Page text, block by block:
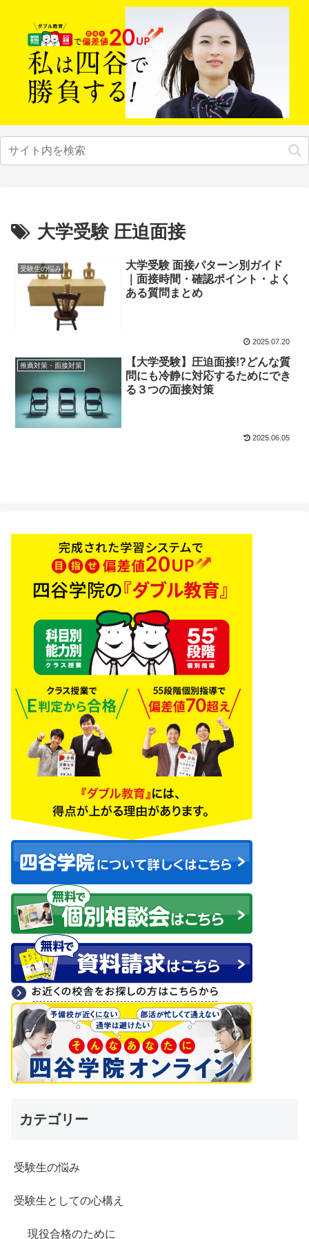
大学受験 圧迫面接
受験生の悩み
大学受験 面接パターン別ガイド
｜面接時間・確認ポイント・よく
ある質問まとめ
2025.07.20
推薦対策・面接対策
【大学受験】圧迫面接!?どんな質
問にも冷静に対応するためにでき
る３つの面接対策
2025.06.05
カテゴリー
受験生の悩み
受験生としての心構え
現役合格のために